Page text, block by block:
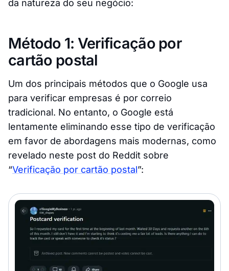
da natureza do seu negócio:
Método 1: Verificação por
cartão postal
Um dos principais métodos que o Google usa
para verificar empresas é por correio
tradicional. No entanto, o Google está
lentamente eliminando esse tipo de verificação
em favor de abordagens mais modernas, como
revelado neste post do Reddit sobre
“Verificação por cartão postal”: